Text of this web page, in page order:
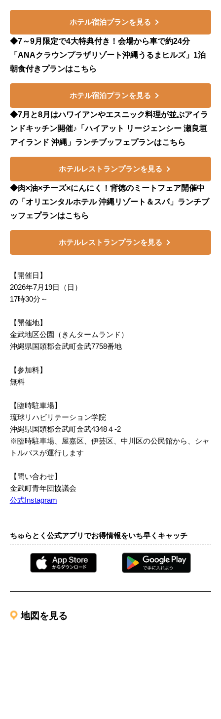
ホテル宿泊プランを見る
◆7～9月限定で4大特典付き！会場から車で約24分
「ANAクラウンプラザリゾート沖縄うるまヒルズ」1泊
朝食付きプランはこちら
ホテル宿泊プランを見る
◆7月と8月はハワイアンやエスニック料理が並ぶアイラ
ンドキッチン開催♪「ハイアット リージェンシー 瀬良垣
アイランド 沖縄」ランチブッフェプランはこちら
ホテルレストランプランを見る
◆肉×油×チーズ×にんにく！背徳のミートフェア開催中
の「オリエンタルホテル 沖縄リゾート＆スパ」ランチブ
ッフェプランはこちら
ホテルレストランプランを見る
【開催日】
2026年7月19日（日）
17時30分～
【開催地】
金武地区公園（きんタームランド）
沖縄県国頭郡金武町金武7758番地
【参加料】
無料
【臨時駐車場】
琉球リハビリテーション学院
沖縄県国頭郡金武町金武4348４-2
※臨時駐車場、屋嘉区、伊芸区、中川区の公民館から、シャ
トルバスが運行します
【問い合わせ】
金武町青年団協議会
公式Instagram
ちゅらとく公式アプリでお得情報をいち早くキャッチ
地図を見る